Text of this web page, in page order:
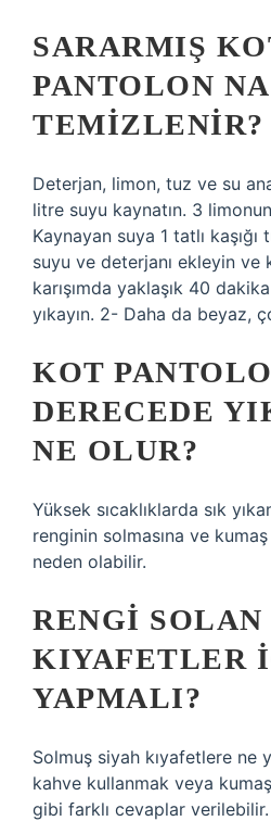
SARARMIŞ
PANTOLON
TEMIZLENIR?
Deterjan, limon, tuz ve su
litre suyu kaynatın. 3 limonun
Kaynayan suya 1 tatlı
suyu ve deterjanı ekleyin ve
karışımda yaklaşık 40
yıkayın. 2- Daha da beyaz,
KOT
DERECEDE
NE OLUR?
Yüksek sıcaklıklarda sık
renginin solmasına ve kumaş
neden olabilir.
RENGI SOLAN
KIYAFETLER
YAPMALI?
Solmuş siyah kıyafetlere ne
kahve kullanmak veya
gibi farklı cevaplar